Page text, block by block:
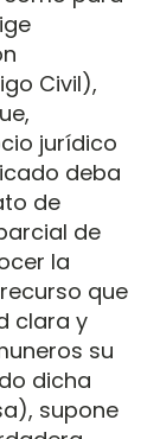
Civil),
jurídico
deba
de
de
la
que
clara y
su
dicha
supone